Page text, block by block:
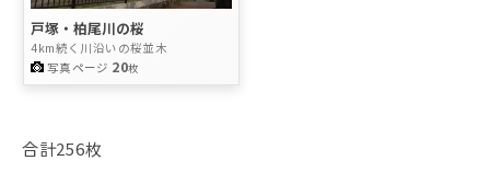
戸塚・柏尾川の桜
4km続く川沿いの桜並木
写真ページ 20枚
合計256枚